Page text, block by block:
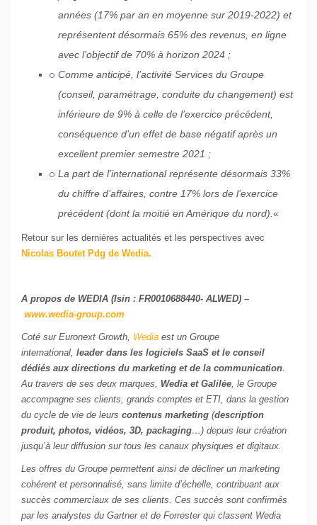
années (17% par an en moyenne sur 2019-2022) et
représentent désormais 65% des revenus, en ligne
avec l’objectif de 70% à horizon 2024 ;
Comme anticipé, l’activité Services du Groupe
(conseil, paramétrage, conduite du changement) est
inférieure de 9% à celle de l’exercice précédent,
conséquence d’un effet de base négatif après un
excellent premier semestre 2021 ;
La part de l’international représente désormais 33%
du chiffre d’affaires, contre 17% lors de l’exercice
précédent (dont la moitié en Amérique du nord). «
Retour sur les dernières actualités et les perspectives avec
Nicolas Boutet Pdg de Wedia.
A propos de WEDIA (Isin : FR0010688440- ALWED) –
www.wedia-group.com
Coté sur Euronext Growth, Wedia est un Groupe
international, leader dans les logiciels SaaS et le conseil
dédiés aux directions du marketing et de la communication.
Au travers de ses deux marques, Wedia et Galilée, le Groupe
accompagne ses clients, grands comptes et ETI, dans la gestion
du cycle de vie de leurs contenus marketing (description
produit, photos, vidéos, 3D, packaging…) depuis leur création
jusqu’à leur diffusion sur tous les canaux physiques et digitaux.
Les offres du Groupe permettent ainsi de décliner un marketing
cohérent et personnalisé, sans limite d’échelle, contribuant aux
succès commerciaux de ses clients. Ces succès sont confirmés
par les analystes du Gartner et de Forrester qui classent Wedia